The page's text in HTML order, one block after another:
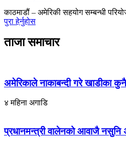
काठमाडौं – अमेरिकी सहयोग सम्बन्धी
पुरा हेर्नुहोस
ताजा समाचार
अमेरिकाले नाकाबन्दी गरे खाडीका
४ महिना अगाडि
प्रधानमन्त्री वालेनको आवाजै